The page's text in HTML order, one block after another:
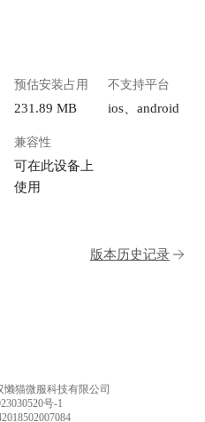
预估安装占用
231.89 MB
不支持平台
ios、android
兼容性
可在此设备上
使用
版本历史记录
懒猫微服科技有限公司
号-1